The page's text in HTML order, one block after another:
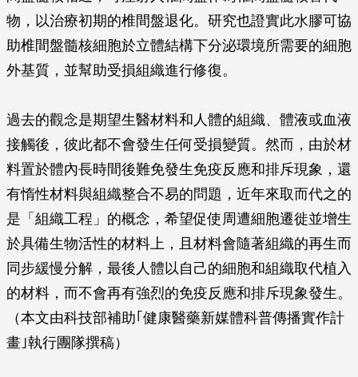
物，以治療初期的椎間盤退化。研究也證實此水膠可協
助椎間盤髓核細胞於立體結構下分泌環境所需要的細胞
外基質，並幫助受損組織進行修復。
過去的觀念是期望生醫材料和人體的組織、體液或血液
接觸後，彼此都不會發生任何受損變質。然而，由於材
料置於體內長時間後難免發生免疫反應和排斥現象，還
有惰性材料與組織整合不易的問題，近年來取而代之的
是「組織工程」的概念，希望促使周遭細胞遷徙並增生
於具備生物活性的材料上，且材料會隨著組織的再生而
同步緩慢分解，最後人體以自己的細胞和組織取代植入
的材料，而不會再有強烈的免疫反應和排斥現象發生。
（本文由科技部補助｢健康醫藥新媒體科普傳播實作計
畫｣執行團隊撰稿）